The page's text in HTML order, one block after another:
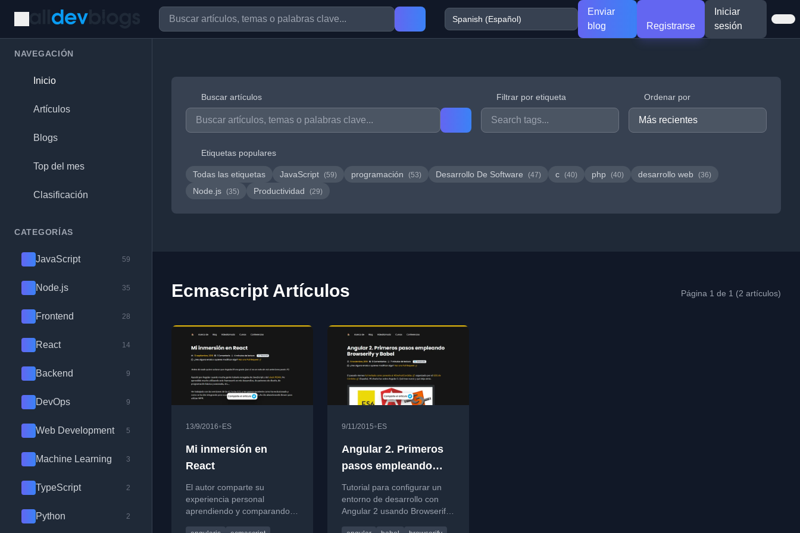
Enviar
blog
Registrarse
Iniciar
sesión
NAVEGACIÓN
Inicio
Artículos
Blogs
Top del mes
Clasificación
CATEGORÍAS
JavaScript 59
Node.js 35
Frontend 28
React 14
Backend 9
DevOps 9
Web Development 5
Machine Learning 3
TypeScript 2
Python 2
Buscar artículos Filtrar por etiqueta Ordenar por
Etiquetas populares
Todas las etiquetas JavaScript (59) programación (53) Desarrollo De Software (47) c (40) php (40) desarrollo web (36)
Node.js (35) Productividad (29)
Ecmascript Artículos Página 1 de 1 (2 artículos)
13/9/2016• ES
Mi inmersión en
React
El autor comparte su
experiencia personal
aprendiendo y comparando
9/11/2015• ES
Angular 2. Primeros
pasos empleando
Browserify y Babel
Tutorial para configurar un
entorno de desarrollo con
Angular 2 usando Browserify